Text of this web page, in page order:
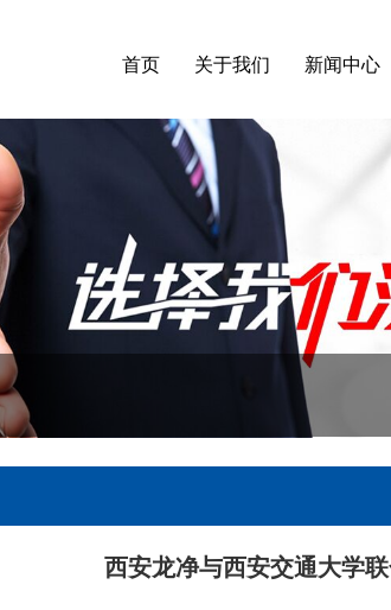
首页 关于我们 新闻中心
西安龙净与西安交通大学